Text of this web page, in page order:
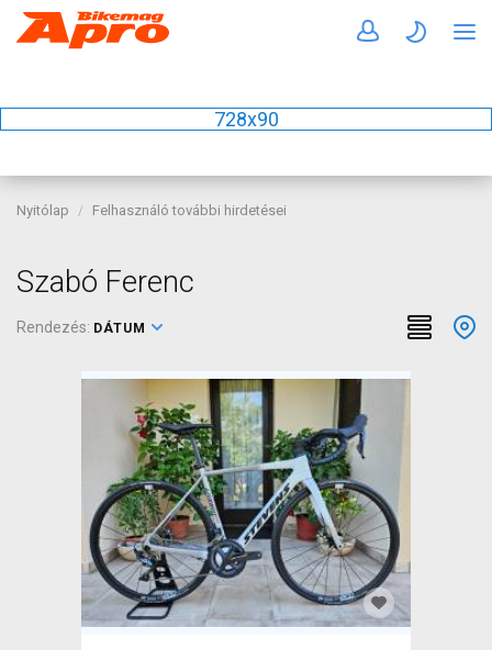
728x90
Nyitólap Felhasználó további hirdetései
Szabó Ferenc
Rendezés: DÁTUM